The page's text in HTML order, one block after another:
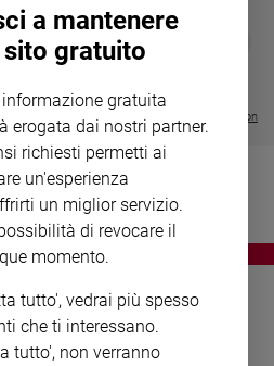
DIARIO G 2026-27
€ 8,90
- € 8,90
Visualizza tutte le collection
NOTE LEGALI
a mantenere
gratuito
gratuita
erogata dai nostri partner.
richiesti permetti ai
un'esperienza
un miglior servizio.
di revocare il
momento.
tutto', vedrai più spesso
che ti interessano.
tutto', non verranno